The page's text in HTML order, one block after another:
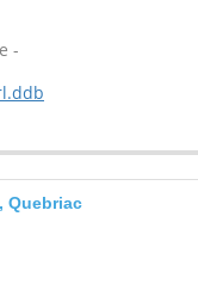
-
Quebriac